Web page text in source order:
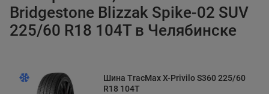
Bridgestone Blizzak Spike-02 SUV
225/60 R18 104T в Челябинске
Шина TracMax X-Privilo S360 225/60
R18 104T